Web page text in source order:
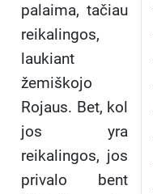
palaima, tačiau
reikalingos,
laukiant
žemiškojo
Rojaus. Bet, kol
jos yra
reikalingos, jos
privalo bent